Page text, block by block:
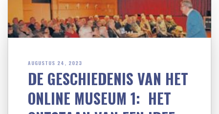
AUGUSTUS 24, 2023
DE GESCHIEDENIS VAN HET
ONLINE MUSEUM 1: HET